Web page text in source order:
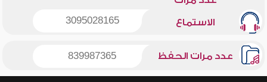
الاستماع 3095028165
عدد مرات الحفظ 839987365